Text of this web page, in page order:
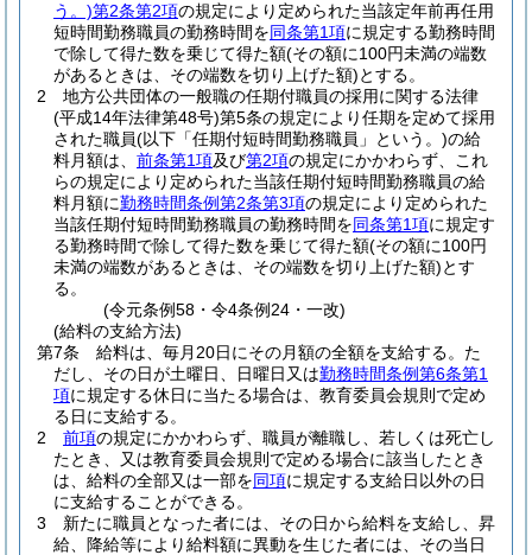
う。)第2条第2項の規定により定められた当該定年前再任用
短時間勤務職員の勤務時間を同条第1項に規定する勤務時間
で除して得た数を乗じて得た額(その額に100円未満の端数
があるときは、その端数を切り上げた額)とする。
2
地方公共団体の一般職の任期付職員の採用に関する法律
(平成14年法律第48号)第5条の規定により任期を定めて採用
された職員(以下「任期付短時間勤務職員」という。)の給
料月額は、 前条第1項及び第2項の規定にかかわらず、これ
らの規定により定められた当該任期付短時間勤務職員の給
料月額に勤務時間条例第2条第3項の規定により定められた
当該任期付短時間勤務職員の勤務時間を同条第1項に規定す
る勤務時間で除して得た数を乗じて得た額(その額に100円
未満の端数があるときは、その端数を切り上げた額)とす
る。
(令元条例58・令4条例24・一改)
(給料の支給方法)
第7条
給料は、毎月20日にその月額の全額を支給する。 た
だし、その日が土曜日、日曜日又は勤務時間条例第6条第1
項に規定する休日に当たる場合は、教育委員会規則で定め
る日に支給する。
2
前項の規定にかかわらず、職員が離職し、若しくは死亡し
たとき、又は教育委員会規則で定める場合に該当したとき
は、給料の全部又は一部を同項に規定する支給日以外の日
に支給することができる。
3
新たに職員となった者には、その日から給料を支給し、昇
給、降給等により給料額に異動を生じた者には、その当日